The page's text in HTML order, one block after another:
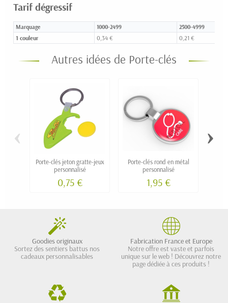
Tarif dégressif
Marquage 1000-2499 2500-4999
1 couleur 0,34 € 0,21 €
Autres idées de Porte-clés
Porte-clés jeton gratte-jeux
personnalisé
0,75 €
Porte-clés rond en métal
personnalisé
1,95 €
‹ ›
Goodies originaux
Sortez des sentiers battus nos
cadeaux personnalisables
Fabrication France et Europe
Notre offre est vaste et parfois
unique sur le web ! Découvrez notre
page dédiée à ces produits !